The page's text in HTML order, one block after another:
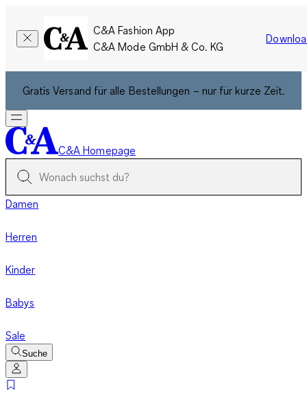
C&A Fashion App
C&A Mode GmbH & Co. KG
Gratis Versand für alle Bestellungen – nur für kurze Zeit.
C&A Homepage
Damen
Herren
Kinder
Babys
Sale
Suche